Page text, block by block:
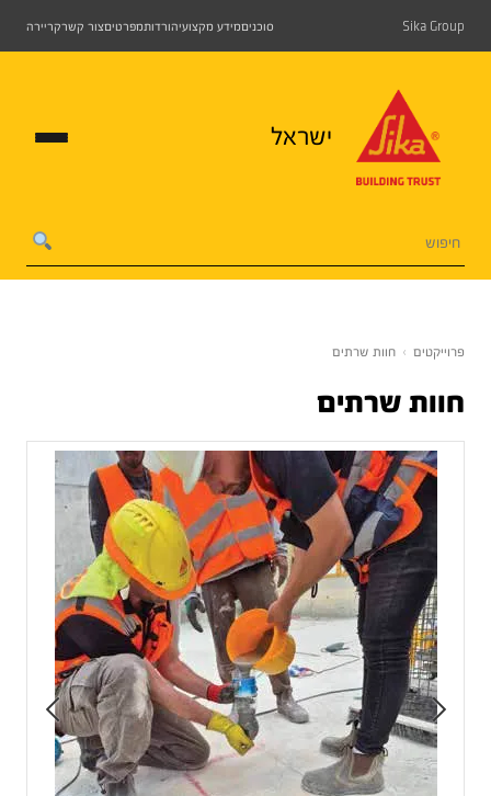
Sika Group סוכניםמידע מקצועיהורדותמפרטיםצור קשרקריירה
ישראל
פרוייקטים › חוות שרתים
חוות שרתים